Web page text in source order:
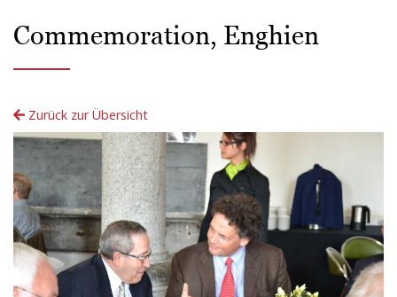
Commemoration, Enghien
Zurück zur Übersicht